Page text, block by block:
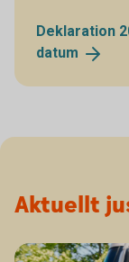
Deklaration
datum
Aktuellt